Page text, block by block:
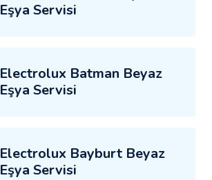
Eşya Servisi
Electrolux Batman Beyaz
Eşya Servisi
Electrolux Bayburt Beyaz
Eşya Servisi